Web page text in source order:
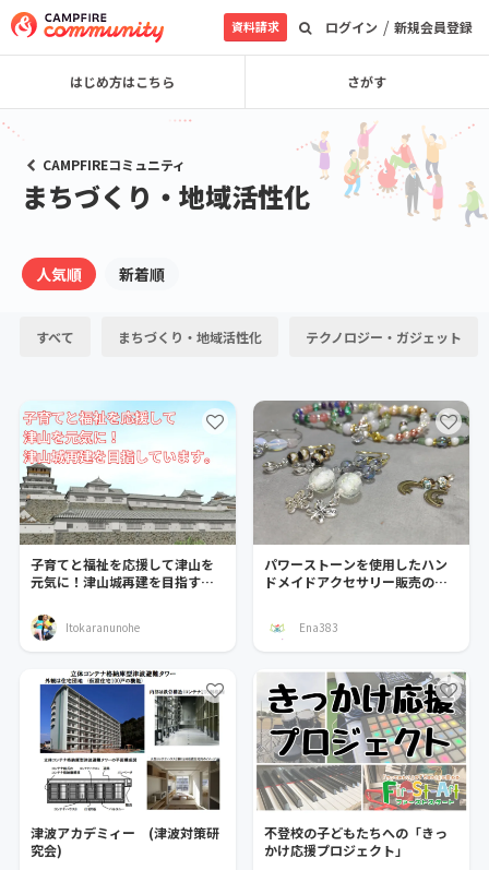
ログイン / 新規会員登録
資料請求
はじめ方はこちら さがす
CAMPFIREコミュニティ
まちづくり・地域活性化
人気順 新着順
すべて まちづくり・地域活性化 テクノロジー・ガジェット
子育てと福祉を応援して津山を
元気に！津山城再建を目指すコ
Itokaranunohe
パワーストーンを使用したハン
ドメイドアクセサリー販売のお
Ena383
津波アカデミィー (津波対策研
究会)
不登校の子どもたちへの「きっ
かけ応援プロジェクト」